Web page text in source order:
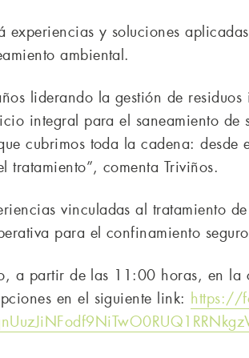
y soluciones
ambiental.
liderando la gestión de
integral para el saneamiento
cubrimos toda la cadena:
tratamiento”, comenta Triviños.
vinculadas al tratamiento
para el confinamiento
a partir de las 11:00 horas, en la
en el siguiente link: https://